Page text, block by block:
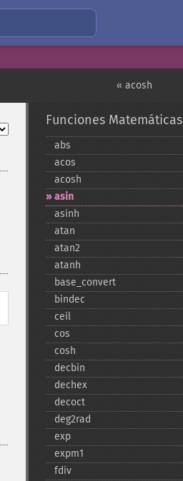
« acosh
Funciones Matemáticas
abs
acos
acosh
asin
asinh
atan
atan2
atanh
base_​convert
bindec
ceil
cos
cosh
decbin
dechex
decoct
deg2rad
exp
expm1
fdiv